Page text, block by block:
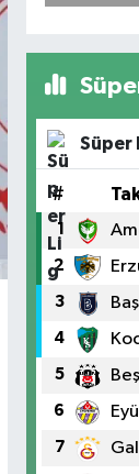
Süper
#
1
2
3
4
5
6
7